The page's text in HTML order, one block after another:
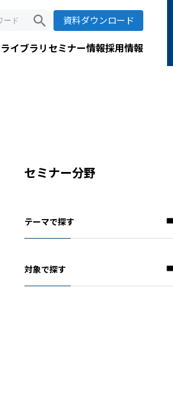
search 資料ダウンロード
ライブラリセミナー情報採用情報
セミナー分野
テーマで探す
対象で探す